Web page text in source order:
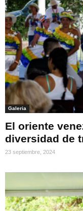
Galeria
El oriente
diversidad de
23 septiembre, 2024